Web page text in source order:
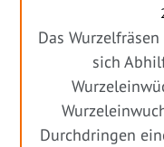
Das
sich
Durchdringen